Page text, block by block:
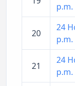
p.m.
20
24
p.m.
21
24
p.m.